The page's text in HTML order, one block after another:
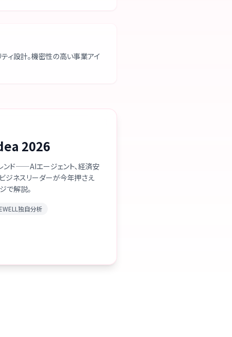
ィ設計。機密性の高い事業アイ
2026
ンド——AIエージェント、経済安
ジネスリーダーが今年押さえ
で解説。
独自分析